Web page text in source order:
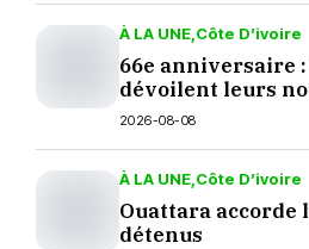
À LA UNE Côte D’ivoire
66e anniversaire
dévoilent leurs
Yopougon
2026-08-08
À LA UNE Côte D’ivoire
Ouattara accorde
détenus